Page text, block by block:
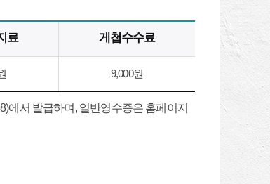
료 게첩수수료
9,000원
에서 발급하며, 일반영수증은 홈페이지